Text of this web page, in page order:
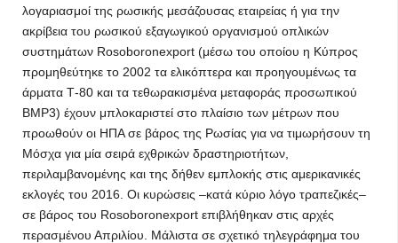
λογαριασμοί της ρωσικής μεσάζουσας εταιρείας ή για την
ακρίβεια του ρωσικού εξαγωγικού οργανισμού οπλικών
συστημάτων Rosoboronexport (μέσω του οποίου η Κύπρος
προμηθεύτηκε το 2002 τα ελικόπτερα και προηγουμένως τα
άρματα Τ-80 και τα τεθωρακισμένα μεταφοράς προσωπικού
ΒΜΡ3) έχουν μπλοκαριστεί στο πλαίσιο των μέτρων που
προωθούν οι ΗΠΑ σε βάρος της Ρωσίας για να τιμωρήσουν τη
Μόσχα για μία σειρά εχθρικών δραστηριοτήτων,
περιλαμβανομένης και της δήθεν εμπλοκής στις αμερικανικές
εκλογές του 2016. Οι κυρώσεις –κατά κύριο λόγο τραπεζικές–
σε βάρος του Rosoboronexport επιβλήθηκαν στις αρχές
περασμένου Απριλίου. Μάλιστα σε σχετικό τηλεγράφημα του